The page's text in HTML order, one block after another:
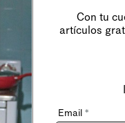
Con tu
artículos
Email *